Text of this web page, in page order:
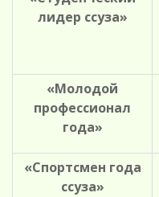
лидер ссуза»
«Молодой
профессионал
года»
«Спортсмен года
ссуза»